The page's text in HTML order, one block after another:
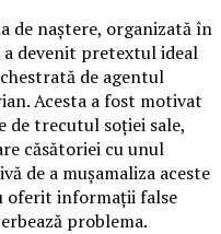
de naștere, organizată în
devenit pretextul ideal
de agentul
Acesta a fost motivat
de trecutul soției sale,
căsătoriei cu unul
de a mușamaliza aceste
oferit informații false
problema.